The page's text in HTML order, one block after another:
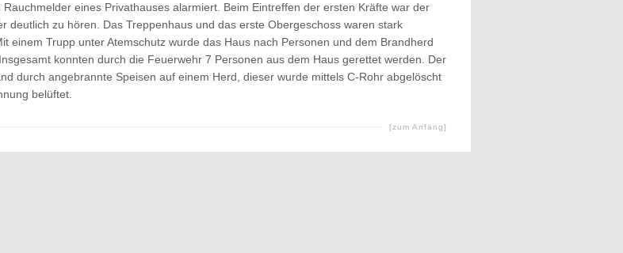
Rauchmelder eines Privathauses alarmiert. Beim Eintreffen der ersten Kräfte war der
deutlich zu hören. Das Treppenhaus und das erste Obergeschoss waren stark
einem Trupp unter Atemschutz wurde das Haus nach Personen und dem Brandherd
konnten durch die Feuerwehr 7 Personen aus dem Haus gerettet werden. Der
durch angebrannte Speisen auf einem Herd, dieser wurde mittels C-Rohr abgelöscht
belüftet.
[zum Anfang]